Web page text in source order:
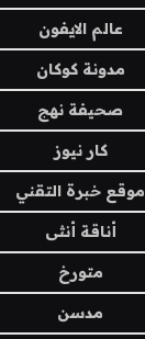
عالم الايفون
مدونة كوكان
صحيفة نهج
كار نيوز
موقع خبرة التقني
أناقة أنثى
متورخ
مدسن